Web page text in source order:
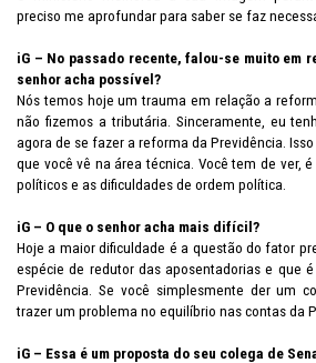
preciso me aprofundar para saber se faz
iG – No passado recente, falou-se muito em
senhor acha possível?
Nós temos hoje um trauma em relação a
não fizemos a tributária. Sinceramente, eu
agora de se fazer a reforma da Previdência.
que você vê na área técnica. Você tem de ver,
políticos e as dificuldades de ordem política.
iG – O que o senhor acha mais difícil?
Hoje a maior dificuldade é a questão do fator
espécie de redutor das aposentadorias e que
Previdência. Se você simplesmente der um
trazer um problema no equilíbrio nas contas da
iG – Essa é um proposta do seu colega de